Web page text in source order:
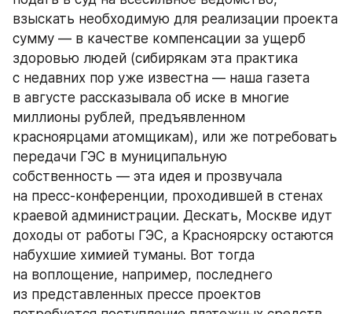
взыскать необходимую для реализации проекта
сумму — в качестве компенсации за ущерб
здоровью людей (сибирякам эта практика
с недавних пор уже известна — наша газета
в августе рассказывала об иске в многие
миллионы рублей, предъявленном
красноярцами атомщикам), или же потребовать
передачи ГЭС в муниципальную
собственность — эта идея и прозвучала
на пресс-конференции, проходившей в стенах
краевой администрации. Дескать, Москве идут
доходы от работы ГЭС, а Красноярску остаются
набухшие химией туманы. Вот тогда
на воплощение, например, последнего
из представленных прессе проектов